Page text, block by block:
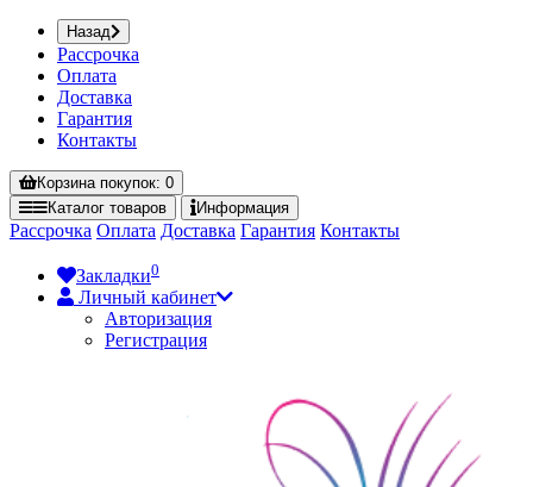
Назад
Рассрочка
Оплата
Доставка
Гарантия
Контакты
Корзинапокупок: 0
Каталог товаров Информация
Рассрочка Оплата Доставка Гарантия Контакты
Закладки0
Личный кабинет
Авторизация
Регистрация